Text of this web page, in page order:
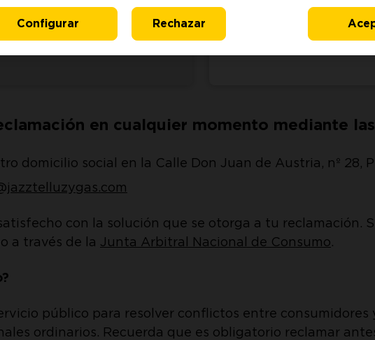
Email:
en cualquier momento mediante
domicilio social en la Calle Don Juan de Austria, nº 28,
con la solución que se otorga a tu reclamación.
a través de la Junta Arbitral Nacional de Consumo.
público para resolver conflictos entre
ordinarios. Recuerda que es obligatorio reclamar
Configurar Rechazar